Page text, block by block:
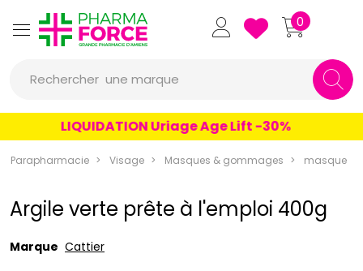
Pharmaforce Grande Pharmacie
0
Rechercher une marque
un produit
une marque
LIQUIDATION Uriage Age Lift -30%
Parapharmacie Visage Masques & gommages masque
Argile verte prête à l'emploi 400g
Marque Cattier